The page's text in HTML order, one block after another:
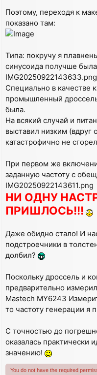
Поэтому, переходя к
показано там:
Типа: покручу я
синусоида получше
IMG20250922143633.png
Специально в качестве
промышленный
была.
На всякий случай и
выставил низким
катастрофично не
При первом же
заданную частоту с
IMG20250922143611.png
НИ ОДНУ
ПРИШЛОСЬ!!!
Даже обидно стало! И
подстроечники в
долбил?
Поскольку дроссель и
предварительно
Mastech MY6243
то частоту генерации я
С точностью до
оказалась практически
значению!
You do not have the required